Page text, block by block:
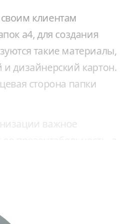
клиентам
а4, для создания
такие материалы,
дизайнерский картон.
сторона папки
важное
и